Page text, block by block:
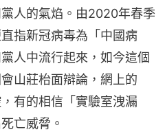
黨人的氣焰。由2020年春季
指新冠病毒為「中國病
人中流行起來，如今這個
山莊枱面辯論，網上的
有的相信「實驗室洩漏
亡威脅。